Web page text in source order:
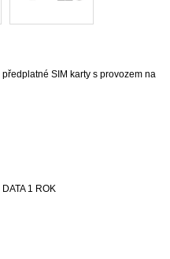
předplatné SIM karty s provozem na
1 ROK